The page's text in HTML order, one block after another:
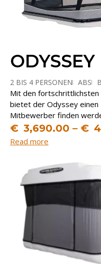
ODYSSEY
2 BIS 4 PERSONEN ABS
PARALLELÖFFNUNG
Mit den
bietet der Odyssey einen
Mitbewerber finden
€ 3,690.00 – €
Read more